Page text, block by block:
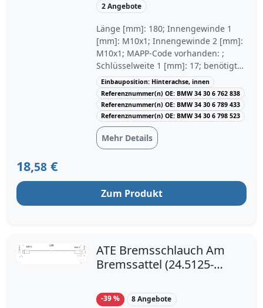
2 Angebote
Länge [mm]: 180; Innengewinde 1
[mm]: M10x1; Innengewinde 2 [mm]:
M10x1; MAPP-Code vorhanden: ;
Schlüsselweite 1 [mm]: 17; benötigte
Stückzahl: 2; Einbauposition:
Hinterachse, innen; Baujahr ab:
05/2011, 09/2005, 09/2006, 03/2007,
09/2009, 10/2009, 07/2012, 10/2007;
Baujahr bis: 05/2012, 08/2007,
10/2013
Einbauposition: Hinterachse, innen
Referenznummer(n) OE: BMW 34 30 6 762 838
Referenznummer(n) OE: BMW 34 30 6 789 433
Referenznummer(n) OE: BMW 34 30 6 798 523
Mehr Details
18,58 €
Zum Produkt
ATE Bremsschlauch Am
Bremssattel (24.5125-
1 4
-39 % 8 Angebote